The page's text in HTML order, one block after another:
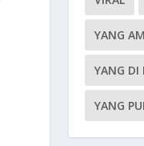
YANG
YANG DI
YANG